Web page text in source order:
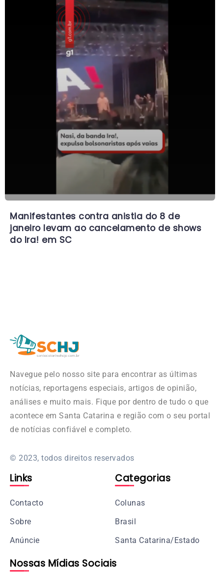
Manifestantes contra anistia do 8 de
janeiro levam ao cancelamento de shows
do Ira! em SC
Navegue pelo nosso site para encontrar as últimas
notícias, reportagens especiais, artigos de opinião,
análises e muito mais. Fique por dentro de tudo o que
acontece em Santa Catarina e região com o seu portal
de notícias confiável e completo.
© 2023, todos direitos reservados
Links
Contacto
Sobre
Anúncie
Categorias
Colunas
Brasil
Santa Catarina/Estado
Nossas Mídias Sociais